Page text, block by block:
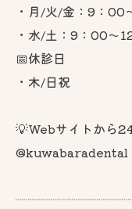
・月/火/金：9：
・水/土：9：00～
📅休診日
・木/日祝
💡Webサイトから
@kuwabaradental